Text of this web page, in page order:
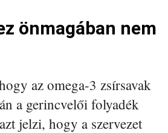
önmagában nem
az omega-3 zsírsavak
a gerincvelői folyadék
jelzi, hogy a szervezet